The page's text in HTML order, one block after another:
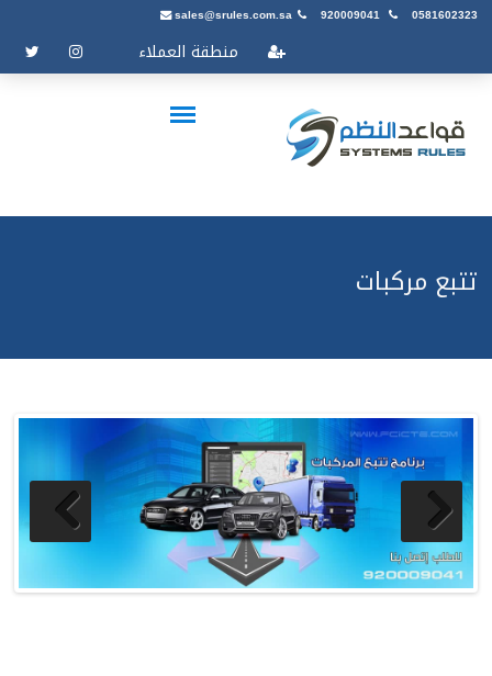
sales@srules.com.sa 920009041 0581602323
منطقة العملاء
تتبع مركبات